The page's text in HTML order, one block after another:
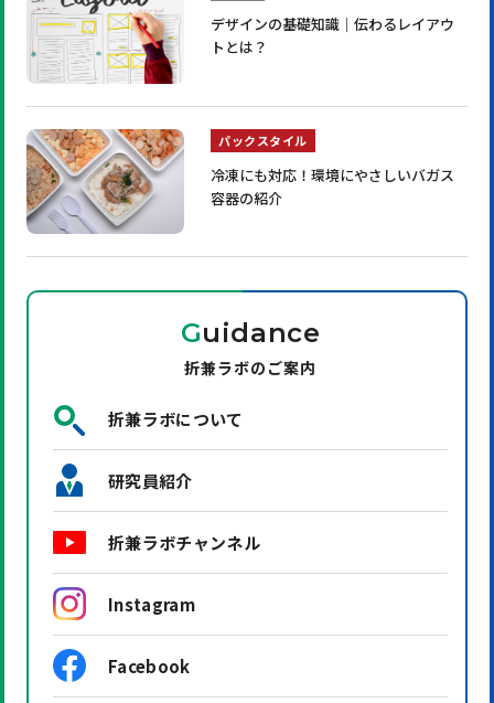
デザインの基礎知識｜伝わるレイアウ
トとは？
パックスタイル
冷凍にも対応！環境にやさしいバガス
容器の紹介
Guidance
折兼ラボのご案内
折兼ラボについて
研究員紹介
折兼ラボチャンネル
Instagram
Facebook